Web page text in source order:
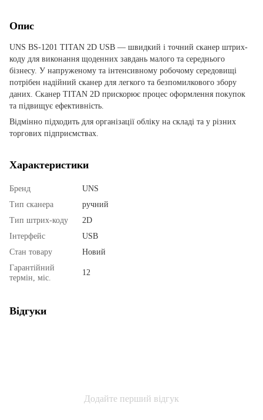
Опис
UNS BS-1201 TITAN 2D USB — швидкий і точний сканер штрих-
коду для виконання щоденних завдань малого та середнього
бізнесу. У напруженому та інтенсивному робочому середовищі
потрібен надійний сканер для легкого та безпомилкового збору
даних. Сканер TITAN 2D прискорює процес оформлення покупок
та підвищує ефективність.
Відмінно підходить для організації обліку на складі та у різних
торгових підприємствах.
Характеристики
Бренд
UNS
Тип сканера
ручний
Тип штрих-коду
2D
Інтерфейс
USB
Стан товару
Новий
Гарантійний
термін, міс.
12
Відгуки
Додайте перший відгук